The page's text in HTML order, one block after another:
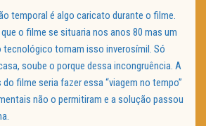
temporal é algo caricato durante o filme.
o filme se situaria nos anos 80 mas um
tornam isso inverosímil. Só
soube o porque dessa incongruência. A
filme seria fazer essa “viagem no tempo”
não o permitiram e a solução passou